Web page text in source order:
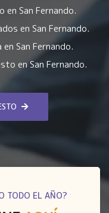
San Fernando.
en San Fernando.
San Fernando.
en San Fernando.
TODO EL AÑO?